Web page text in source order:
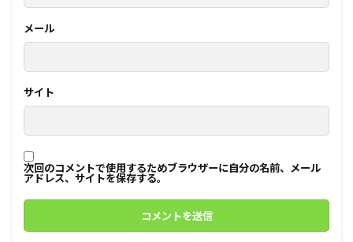
メール
サイト
次回のコメントで使用するためブラウザーに自分の名前、メール
アドレス、サイトを保存する。